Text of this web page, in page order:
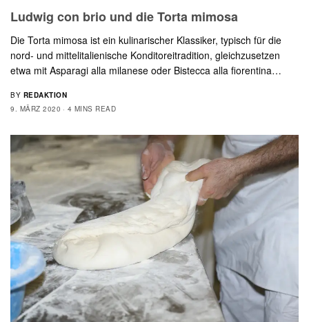
Ludwig con brio und die Torta mimosa
Die Torta mimosa ist ein kulinarischer Klassiker, typisch für die
nord- und mittelitalienische Konditoreitradition, gleichzusetzen
etwa mit Asparagi alla milanese oder Bistecca alla fiorentina…
BY REDAKTION
9. MÄRZ 2020
4 MINS READ